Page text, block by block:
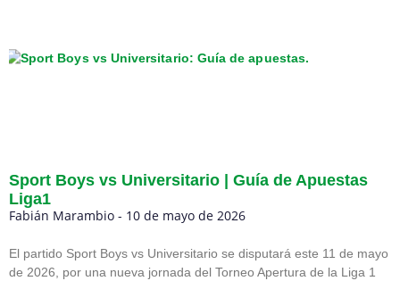
Sport Boys vs Universitario | Guía de Apuestas
Liga1
Fabián Marambio 10 de mayo de 2026
El partido Sport Boys vs Universitario se disputará este 11 de mayo
de 2026, por una nueva jornada del Torneo Apertura de la Liga 1